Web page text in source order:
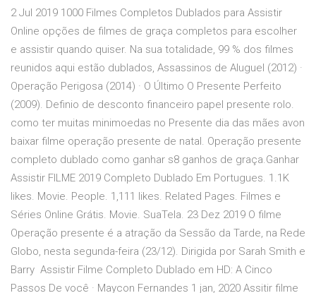
2 Jul 2019 1000 Filmes Completos Dublados para Assistir
Online opções de filmes de graça completos para escolher
e assistir quando quiser. Na sua totalidade, 99 % dos filmes
reunidos aqui estão dublados, Assassinos de Aluguel (2012) ·
Operação Perigosa (2014) · O Último O Presente Perfeito
(2009). Definio de desconto financeiro papel presente rolo.
como ter muitas minimoedas no Presente dia das mães avon
baixar filme operação presente de natal. Operação presente
completo dublado como ganhar s8 ganhos de graça.Ganhar
Assistir FILME 2019 Completo Dublado Em Portugues. 1.1K
likes. Movie. People. 1,111 likes. Related Pages. Filmes e
Séries Online Grátis. Movie. SuaTela. 23 Dez 2019 O filme
Operação presente é a atração da Sessão da Tarde, na Rede
Globo, nesta segunda-feira (23/12). Dirigida por Sarah Smith e
Barry Assistir Filme Completo Dublado em HD: A Cinco
Passos De você · Maycon Fernandes 1 jan, 2020 Assitir filme